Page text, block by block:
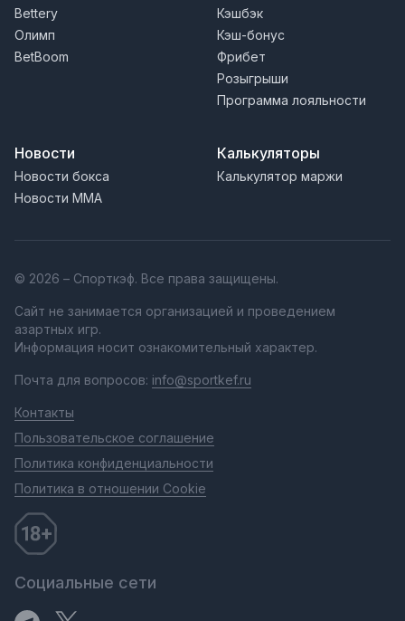
Bettery
Олимп
BetBoom
Кэшбэк
Кэш-бонус
Фрибет
Розыгрыши
Программа лояльности
Новости
Новости бокса
Новости MMA
Калькуляторы
Калькулятор маржи
© 2026 – Спорткэф. Все права защищены.
Сайт не занимается организацией и проведением
азартных игр.
Информация носит ознакомительный характер.
Почта для вопросов: info@sportkef.ru
Контакты
Пользовательское соглашение
Политика конфиденциальности
Политика в отношении Cookie
Социальные сети